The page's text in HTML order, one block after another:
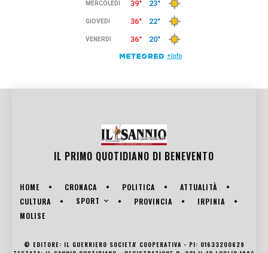
IL PRIMO QUOTIDIANO DI BENEVENTO
HOME CRONACA POLITICA
ATTUALITÀ
CULTURA
SPORT PROVINCIA
IRPINIA
MOLISE
© EDITORE: IL GUERRIERO SOCIETA' COOPERATIVA - PI: 01633200629